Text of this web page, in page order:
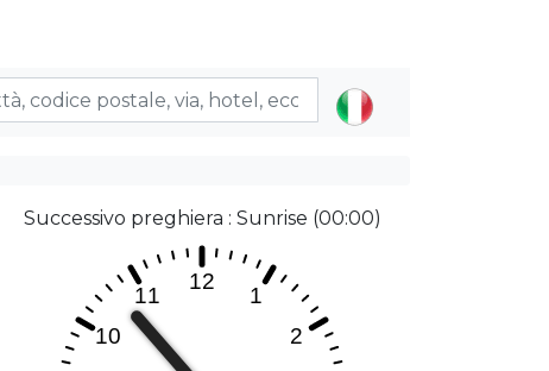
Successivo preghiera : Sunrise (00:00)